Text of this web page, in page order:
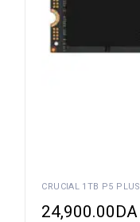
CRUCIAL 1TB P5 PLUS
24,900.00DA